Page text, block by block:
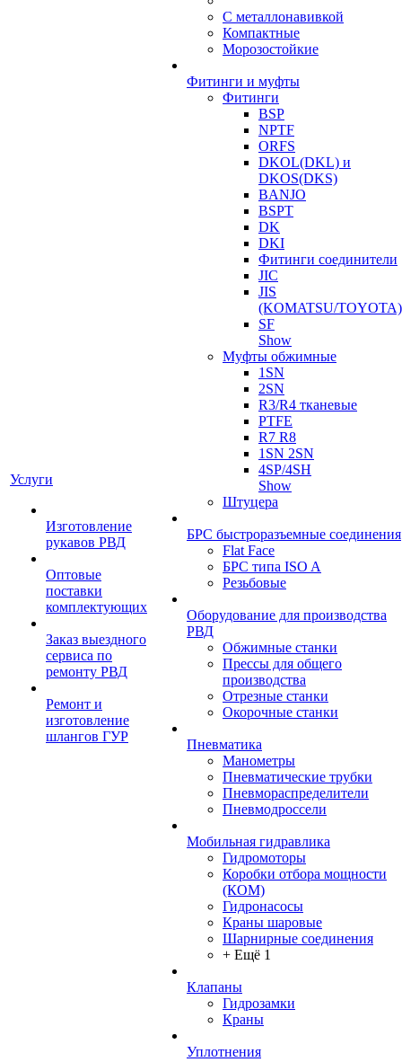
Услуги
Изготовление
рукавов РВД
Оптовые
поставки
комплектующих
Заказ выездного
сервиса по
ремонту РВД
Ремонт и
изготовление
шлангов ГУР
С металлонавивкой
Компактные
Морозостойкие
Фитинги и муфты
Фитинги
BSP
NPTF
ORFS
DKOL(DKL) и
DKOS(DKS)
BANJO
BSPT
DK
DKI
Фитинги соединители
JIC
JIS
(KOMATSU/TOYOTA)
SF
Show
Муфты обжимные
1SN
2SN
R3/R4 тканевые
PTFE
R7 R8
1SN 2SN
4SP/4SH
Show
Штуцера
БРС быстроразъемные соединения
Flat Face
БРС типа ISO A
Резьбовые
Оборудование для производства
РВД
Обжимные станки
Прессы для общего
производства
Отрезные станки
Окорочные станки
Пневматика
Манометры
Пневматические трубки
Пневмораспределители
Пневмодроссели
Мобильная гидравлика
Гидромоторы
Коробки отбора мощности
(КОМ)
Гидронасосы
Краны шаровые
Шарнирные соединения
+ Ещё 1
Клапаны
Гидрозамки
Краны
Уплотнения